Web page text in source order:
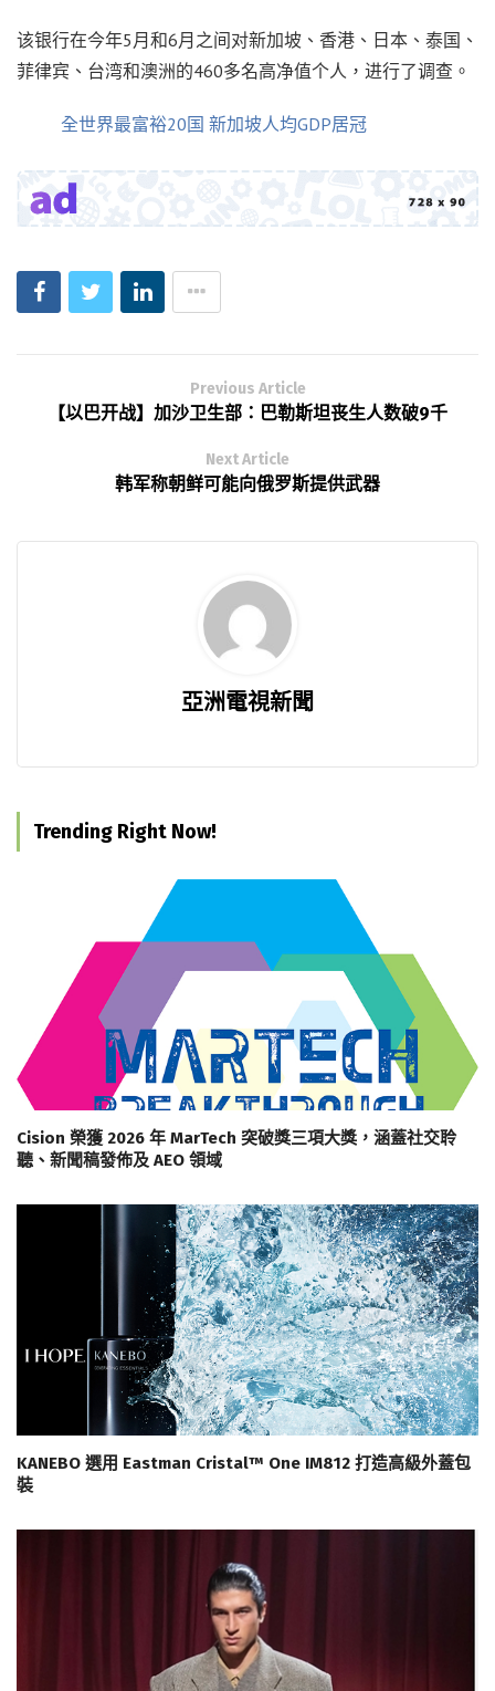
该银行在今年5月和6月之间对新加坡、香港、日本、泰国、
菲律宾、台湾和澳洲的460多名高净值个人，进行了调查。
全世界最富裕20国 新加坡人均GDP居冠
Previous Article
【以巴开战】加沙卫生部：巴勒斯坦丧生人数破9千
Next Article
韩军称朝鲜可能向俄罗斯提供武器
亞洲電視新聞
Trending Right Now!
Cision 榮獲 2026 年 MarTech 突破獎三項大獎，涵蓋社交聆
聽、新聞稿發佈及 AEO 領域
KANEBO 選用 Eastman Cristal™ One IM812 打造高級外蓋包
裝